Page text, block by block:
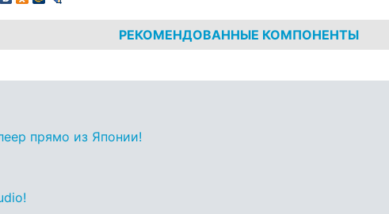
РЕКОМЕНДОВАННЫЕ КОМПОНЕНТЫ
прямо из Японии!